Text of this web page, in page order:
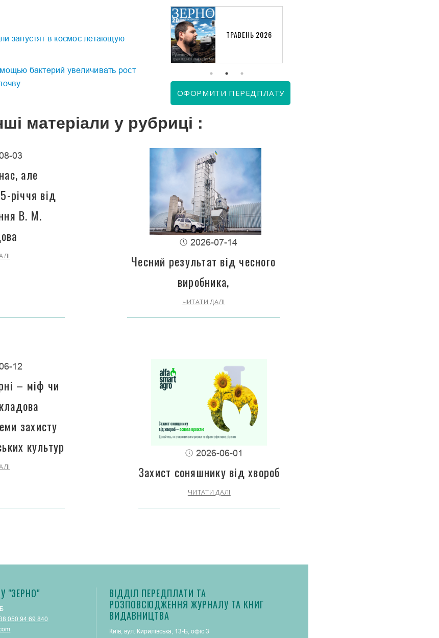
запустят в космос летающую
бактерий увеличивать рост
КВІТЕНЬ 2026 ЧЕРВЕНЬ 2026 ТРАВЕНЬ 2026
ОФОРМИТИ ПЕРЕДПЛАТУ
матеріали у рубриці :
03
але
річчя від
В. М.
2026-07-14
Чесний результат від чесного
виробника,
ЧИТАТИ ДАЛІ
12
– міф чи
захисту
культур
2026-06-01
Захист соняшнику від хвороб
ЧИТАТИ ДАЛІ
"ЗЕРНО"
050 94 69 840
ВІДДІЛ ПЕРЕДПЛАТИ ТА
РОЗПОВСЮДЖЕННЯ ЖУРНАЛУ ТА КНИГ
ВИДАВНИЦТВА
Київ, вул. Кирилівська, 13-Б, офіс 3